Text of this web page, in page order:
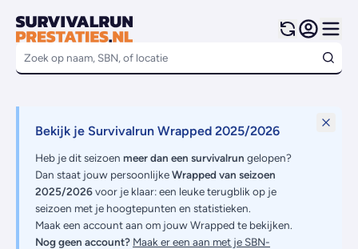
Bekijk je Survivalrun Wrapped 2025/2026
Heb je dit seizoen meer dan een survivalrun gelopen?
Dan staat jouw persoonlijkeWrapped van seizoen
2025/2026voor je klaar: een leuke terugblik op je
seizoen met je hoogtepunten en statistieken.
Maak een account aan om jouw Wrapped te bekijken.
Nog geen account? Maak er een aan met je SBN-